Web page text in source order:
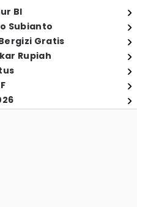
BI
Subianto
Gratis
Rupiah